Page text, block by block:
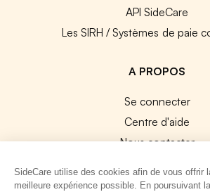
API SideCare
Les SIRH / Systèmes de paie
A PROPOS
Se connecter
Centre d'aide
Nous contacter
Témoignages
SideCare utilise des cookies afin de vous offrir
meilleure expérience possible. En poursuivant la